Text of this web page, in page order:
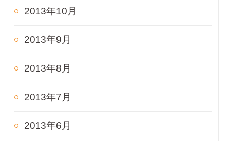
2013年10月
2013年9月
2013年8月
2013年7月
2013年6月